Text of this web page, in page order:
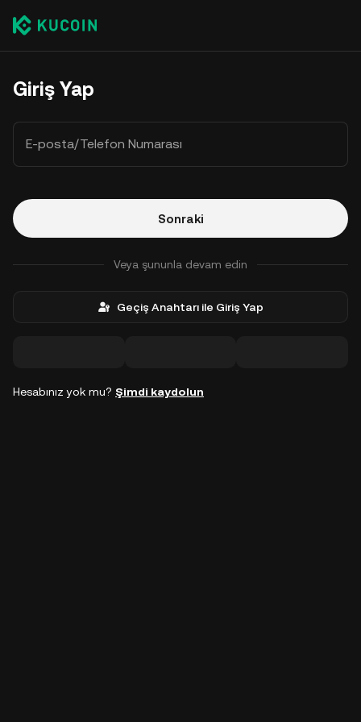
Giriş Yap
E-posta/Telefon Numarası
Sonraki
Veya şununla devam edin
Geçiş Anahtarı ile Giriş Yap
Hesabınız yok mu? Şimdi kaydolun